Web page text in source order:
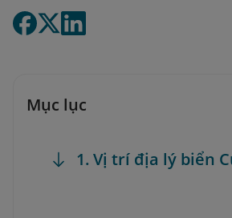
Mục lục
1. Vị trí địa lý biển